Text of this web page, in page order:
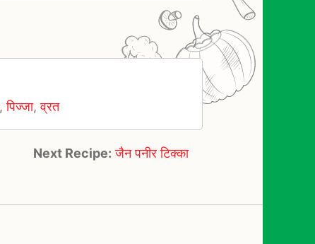
,पिज्जा,व्रत
Next Recipe: जैन पनीर टिक्का